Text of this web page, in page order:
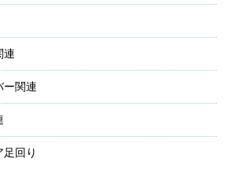
連
ー関連
回り